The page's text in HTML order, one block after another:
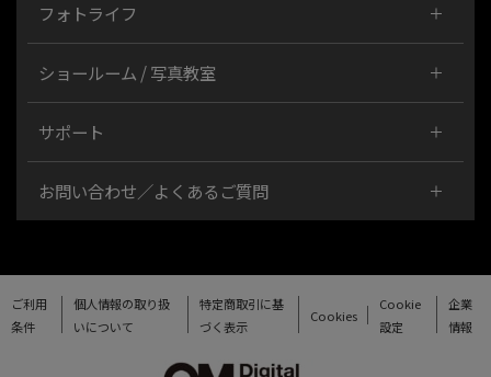
フォトライフ
ショールーム / 写真教室
サポート
お問い合わせ／よくあるご質問
ご利用
条件
個人情報の取り扱
いについて
特定商取引に基
づく表示
Cookies
Cookie
設定
企業
情報